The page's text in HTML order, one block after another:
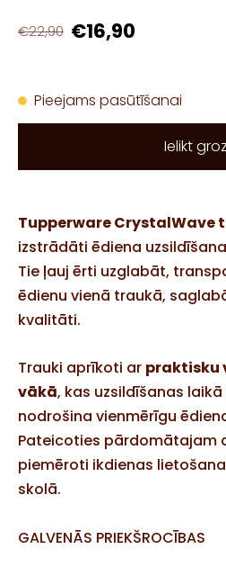
€22,90 €16,90
Pieejams pasūtīšanai
Ielikt
Tupperware CrystalWave
izstrādāti ēdiena
Tie ļauj ērti uzglabāt,
ēdienu vienā traukā,
kvalitāti.
Trauki aprīkoti ar praktisku
vākā, kas uzsildīšanas
nodrošina vienmērīgu
Pateicoties pārdomātajam
piemēroti ikdienas
skolā.
GALVENĀS PRIEKŠROCĪBAS